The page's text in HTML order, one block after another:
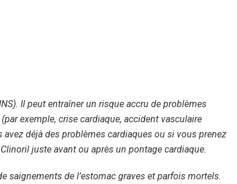
Il peut entraîner un risque accru de problèmes
exemple, crise cardiaque, accident vasculaire
déjà des problèmes cardiaques ou si vous prenez
juste avant ou après un pontage cardiaque.
saignements de l’estomac graves et parfois mortels.